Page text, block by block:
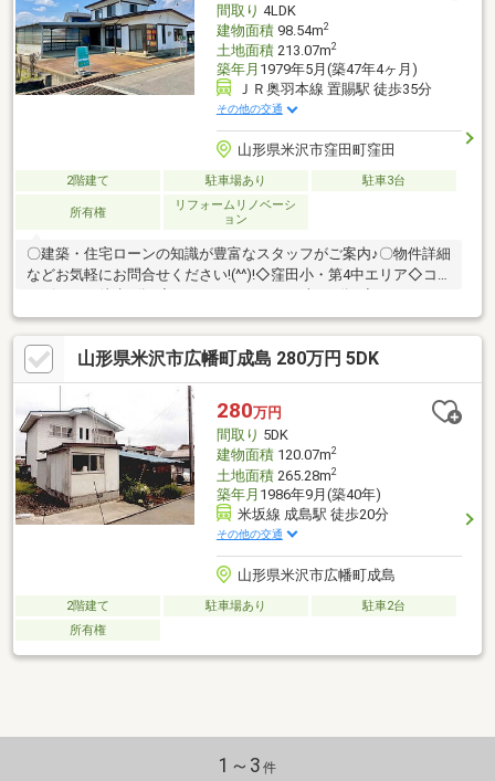
間取り 4LDK
建物面積98.54m2
土地面積213.07m2
築年月 1979年5月(築47年4ヶ月)
ＪＲ奥羽本線 置賜駅 徒歩35分
その他の交通
山形県米沢市窪田町窪田
2階建て 駐車場あり 駐車3台
所有権
リフォームリノベーシ
ョン
〇建築・住宅ローンの知識が豊富なスタッフがご案内♪〇物件詳細
などお気軽にお問合せください!(^^)!◇窪田小・第4中エリア◇コ
箇所 玄関・風除室の鍵交換、和室LDKを洋室に、照明器具交
換、スイッチ・コンセント交換増設、洗面化粧台交換、畳表替、
火災報知器取り付け、浄化槽新設 など住まいずONEでは【注文
住宅】や【リフォーム・不動産業】で経験豊富なスタッフがお客
様の住まい探しをお手伝いさせていただいております。平日や土
日祝、お仕事終わりのお時間のご案内も可能です！お問合せは
⇒0120-772-619まで♪
山形県米沢市広幡町成島 280万円 5DK
280万円
間取り 5DK
建物面積120.07m2
土地面積265.28m2
築年月 1986年9月(築40年)
米坂線 成島駅 徒歩20分
その他の交通
山形県米沢市広幡町成島
2階建て 駐車場あり
駐車2台
所有権
1～3 件